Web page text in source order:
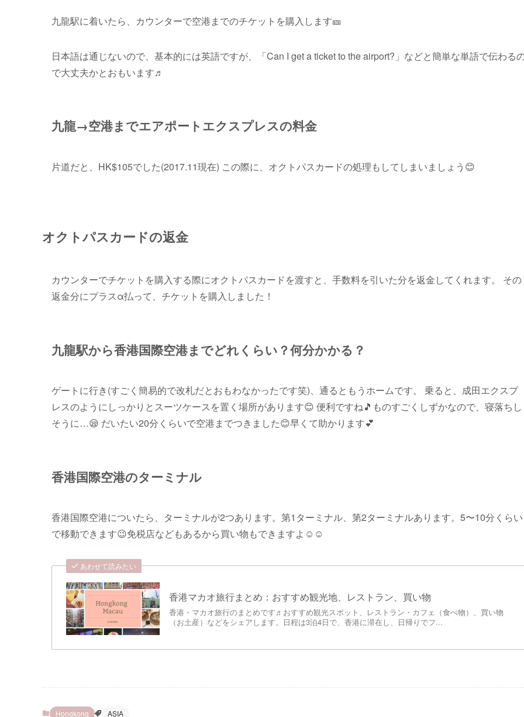
九龍駅に着いたら、カウンターで空港までのチケットを購入します🎫
日本語は通じないので、基本的には英語ですが、「Can I get a ticket to the airport?」などと簡単な単語で伝わる
で大丈夫かとおもいます♬
九龍→空港までエアポートエクスプレスの料金
片道だと、HK$105でした(2017.11現在) この際に、オクトパスカードの処理もしてしまいましょう😊
オクトパスカードの返金
カウンターでチケットを購入する際にオクトパスカードを渡すと、手数料を引いた分を返金してくれます。 その
返金分にプラスα払って、チケットを購入しました！
九龍駅から香港国際空港までどれくらい？何分かかる？
ゲートに行き(すごく簡易的で改札だとおもわなかったです笑)、通るともうホームです。 乗ると、成田エクスプ
レスのようにしっかりとスーツケースを置く場所があります😊 便利ですね🎵ものすごくしずかなので、寝落ちし
そうに…😪 だいたい20分くらいで空港までつきました😊早くて助かります💕
香港国際空港のターミナル
香港国際空港についたら、ターミナルが2つあります。第1ターミナル、第2ターミナルあります。5〜10分くらい
で移動できます😉免税店などもあるから買い物もできますよ☺☺
あわせて読みたい
香港マカオ旅行まとめ：おすすめ観光地、レストラン、買い物
香港・マカオ旅行のまとめです♬おすすめ観光スポット、レストラン・カフェ（食べ物）、買い物
（お土産）などをシェアします。日程は3泊4日で、香港に滞在し、日帰りでフ...
Hongkong ASIA